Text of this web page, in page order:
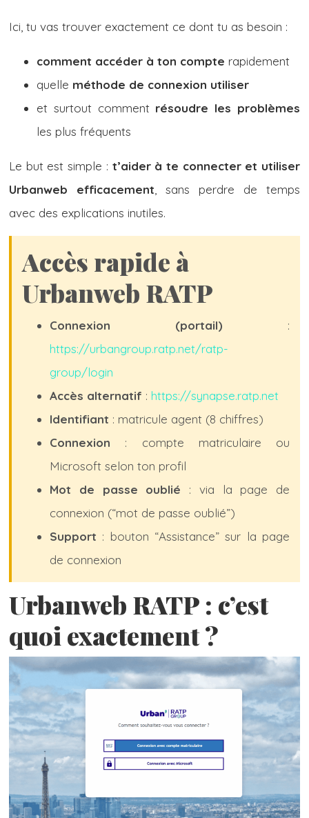
Ici, tu vas trouver exactement ce dont tu as besoin :
comment accéder à ton compte rapidement
quelle méthode de connexion utiliser
et surtout comment résoudre les problèmes
les plus fréquents
Le but est simple : t’aider à te connecter et utiliser
Urbanweb efficacement , sans perdre de temps
avec des explications inutiles.
Accès rapide à
Urbanweb RATP
Connexion (portail) :
https://urbangroup.ratp.net/ratp-
group/login
Accès alternatif : https://synapse.ratp.net
Identifiant : matricule agent (8 chiffres)
Connexion : compte matriculaire ou
Microsoft selon ton profil
Mot de passe oublié : via la page de
connexion (“mot de passe oublié”)
Support : bouton “Assistance” sur la page
de connexion
Urbanweb RATP : c’est
quoi exactement ?